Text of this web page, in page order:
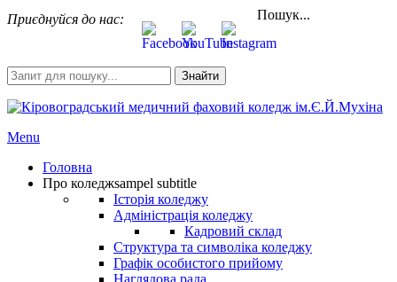
Приєднуйся до нас: Пошук...
Знайти
Menu
Головна
Про коледжsampel subtitle
Історія коледжу
Адміністрація коледжу
Кадровий склад
Структура та символіка коледжу
Графік особистого прийому
Наглядова рада